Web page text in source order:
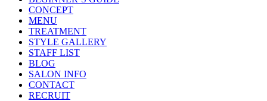
CONCEPT
MENU
TREATMENT
STYLE GALLERY
STAFF LIST
BLOG
SALON INFO
CONTACT
RECRUIT